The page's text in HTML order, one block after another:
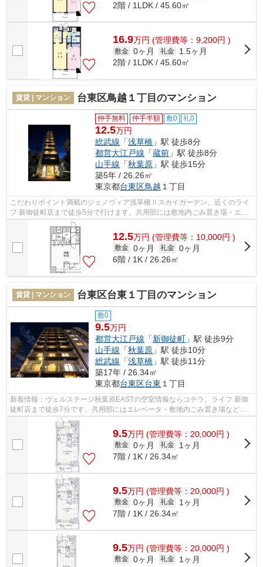
2階 / 1LDK / 45.60㎡
16.9万円 (管理費等：9,200円 )
敷金 0ヶ月 礼金
1.5ヶ月
2階 / 1LDK / 45.60㎡
賃貸 | マンション 台東区鳥越１丁目のマンション
仲手無料 仲手半額 敷0 礼0
12.5万円
総武線 「浅草橋 」駅 徒歩8分
都営大江戸線 「蔵前 」駅 徒歩8分
山手線 「秋葉原 」駅 徒歩15分
築5年 / 26.26㎡
東京都台東区鳥越 １丁目
こだわりポイント満載のジェノヴィア浅草橋Ⅱスカイガーデン。近くのライ
フ 新御徒町店まで徒歩5分で行けます。共用部には敷地内ごみ置き場・エレ
ベータなどが揃っております。築5年の...
12.5万円 (管理費等：10,000円 )
敷金 0ヶ月 礼金 0ヶ月
6階 / 1K / 26.26㎡
賃貸 | マンション 台東区台東１丁目のマンション
敷0
9.5万円
都営大江戸線 「新御徒町 」駅 徒歩9分
山手線 「秋葉原 」駅 徒歩10分
総武線 「浅草橋 」駅 徒歩11分
築17年 / 26.34㎡
東京都台東区台東 １丁目
新着情報：ヴェルステージ秋葉原EASTの空室情報ならコチラ。ライフ 新御
徒町店まで徒歩7分です。共用部にはエレベータ・敷地内ごみ置き場などが
揃っており、とても充実しています。こ...
9.5万円 (管理費等：20,000円 )
敷金 0ヶ月 礼金
1ヶ月
7階 / 1K / 26.34㎡
9.5万円 (管理費等：20,000円 )
敷金 0ヶ月 礼金
1ヶ月
7階 / 1K / 26.34㎡
9.5万円 (管理費等：20,000円 )
敷金 0ヶ月 礼金
1ヶ月